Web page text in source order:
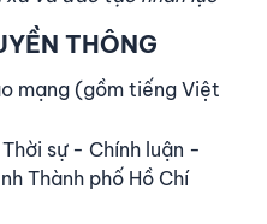
THÔNG
mạng (gồm tiếng Việt
sự - Chính luận -
Thành phố Hồ Chí